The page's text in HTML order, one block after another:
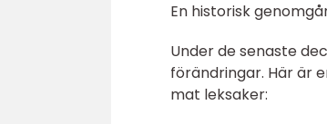
En historisk
Under de senaste
förändringar. Här är
mat leksaker: